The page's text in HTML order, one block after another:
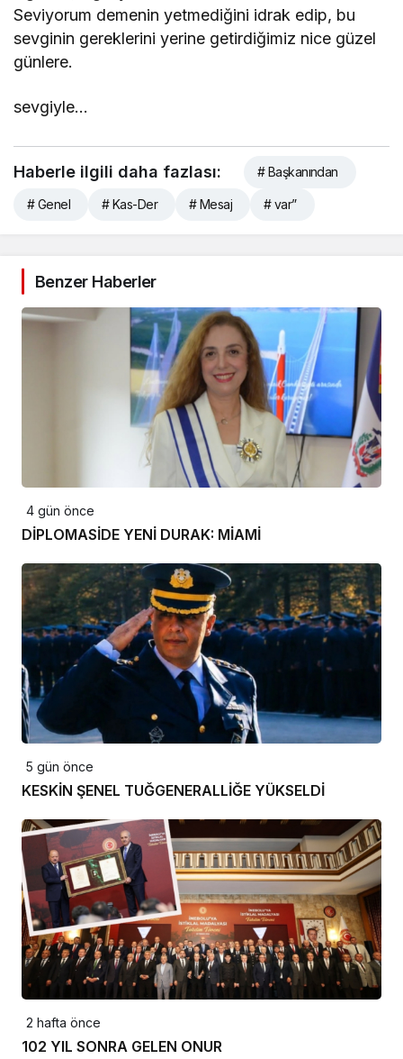
Seviyorum demenin yetmediğini idrak edip, bu
sevginin gereklerini yerine getirdiğimiz nice güzel
günlere.
sevgiyle…
Haberle ilgili daha fazlası: # Başkanından
# Genel # Kas-Der # Mesaj # var”
Benzer Haberler
4 gün önce
DİPLOMASİDE YENİ DURAK: MİAMİ
5 gün önce
KESKİN ŞENEL TUĞGENERALLİĞE YÜKSELDİ
2 hafta önce
102 YIL SONRA GELEN ONUR